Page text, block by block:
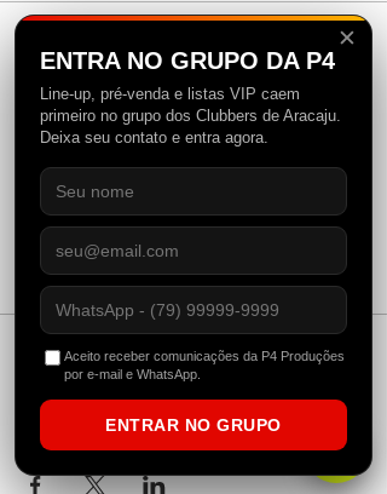
Tipo de ingresso
Casadinha
Preço
R$ 50,00
+ R$ 1,25 de taxa de serviço de ingresso
Compartilhe esse evento
✕
ENTRA NO GRUPO DA P4
Line-up, pré-venda e listas VIP caem
primeiro no grupo dos Clubbers de Aracaju.
Deixa seu contato e entra agora.
Aceito receber comunicações da P4 Produções
por e-mail e WhatsApp.
ENTRAR NO GRUPO